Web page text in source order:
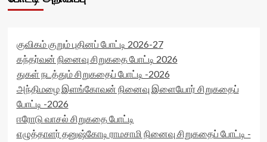
data-
rater-
postid='29206'
data-
rater-
readonly='true'
data-
readonly-
attribute='true'
குவிகம் குறும் புதினப் போட்டி 2026-27
கந்தர்வன் நினைவு சிறுகதை போட்டி 2026
துகள் நடத்தும் சிறுகதைப் போட்டி -2026
அந்திமழை இளங்கோவன் நினைவு இளையோர் சிறுகதைப்
போட்டி -2026
ஈரோடு வாசல் சிறுகதை போட்டி
எழுத்தாளர் தனுஷ்கோடி ராமசாமி நினைவு சிறுகதைப் போட்டி -